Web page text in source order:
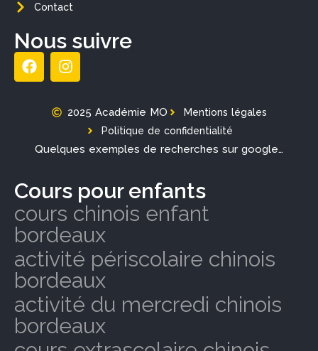
Contact
Nous suivre
2025 Académie MO
Mentions légales
Politique de confidentialité
Quelques exemples de recherches sur google…
Cours pour enfants
cours chinois enfant
bordeaux
activité périscolaire chinois
bordeaux
activité du mercredi chinois
bordeaux